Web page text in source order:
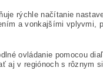
rýchle načítanie
a vonkajšími vplyvmi,
ovládanie pomocou
aj v regiónoch s rôznym